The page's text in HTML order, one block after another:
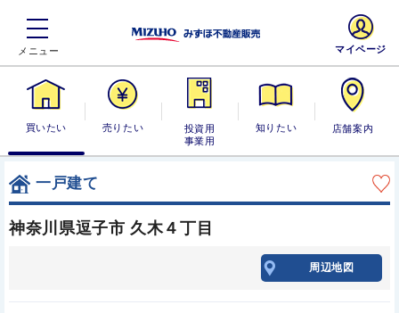
買いたい 売りたい
投資用・事業
用
知りたい 店舗案内
マイページ
一戸建て
神奈川県逗子市 久木４丁目
周辺地図